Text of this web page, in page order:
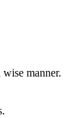
manner.